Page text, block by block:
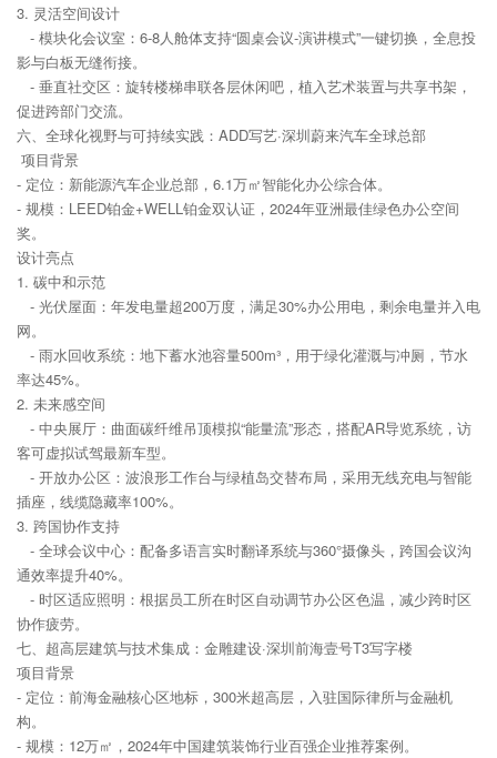
3. 灵活空间设计
- 模块化会议室：6-8人舱体支持“圆桌会议-演讲模式”一键切换，全息投
影与白板无缝衔接。
- 垂直社交区：旋转楼梯串联各层休闲吧，植入艺术装置与共享书架，
促进跨部门交流。
六、全球化视野与可持续实践：ADD写艺·深圳蔚来汽车全球总部
项目背景
- 定位：新能源汽车企业总部，6.1万㎡智能化办公综合体。
- 规模：LEED铂金+WELL铂金双认证，2024年亚洲最佳绿色办公空间
奖。
设计亮点
1. 碳中和示范
- 光伏屋面：年发电量超200万度，满足30%办公用电，剩余电量并入电
网。
- 雨水回收系统：地下蓄水池容量500m³，用于绿化灌溉与冲厕，节水
率达45%。
2. 未来感空间
- 中央展厅：曲面碳纤维吊顶模拟“能量流”形态，搭配AR导览系统，访
客可虚拟试驾最新车型。
- 开放办公区：波浪形工作台与绿植岛交替布局，采用无线充电与智能
插座，线缆隐藏率100%。
3. 跨国协作支持
- 全球会议中心：配备多语言实时翻译系统与360°摄像头，跨国会议沟
通效率提升40%。
- 时区适应照明：根据员工所在时区自动调节办公区色温，减少跨时区
协作疲劳。
七、超高层建筑与技术集成：金雕建设·深圳前海壹号T3写字楼
项目背景
- 定位：前海金融核心区地标，300米超高层，入驻国际律所与金融机
构。
- 规模：12万㎡，2024年中国建筑装饰行业百强企业推荐案例。